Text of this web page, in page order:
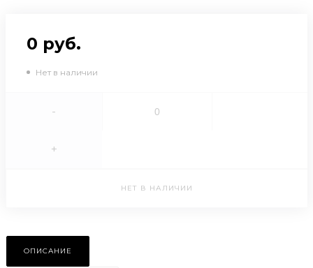
0 руб.
Нет в наличии
-
+
НЕТ В НАЛИЧИИ
ОПИСАНИЕ